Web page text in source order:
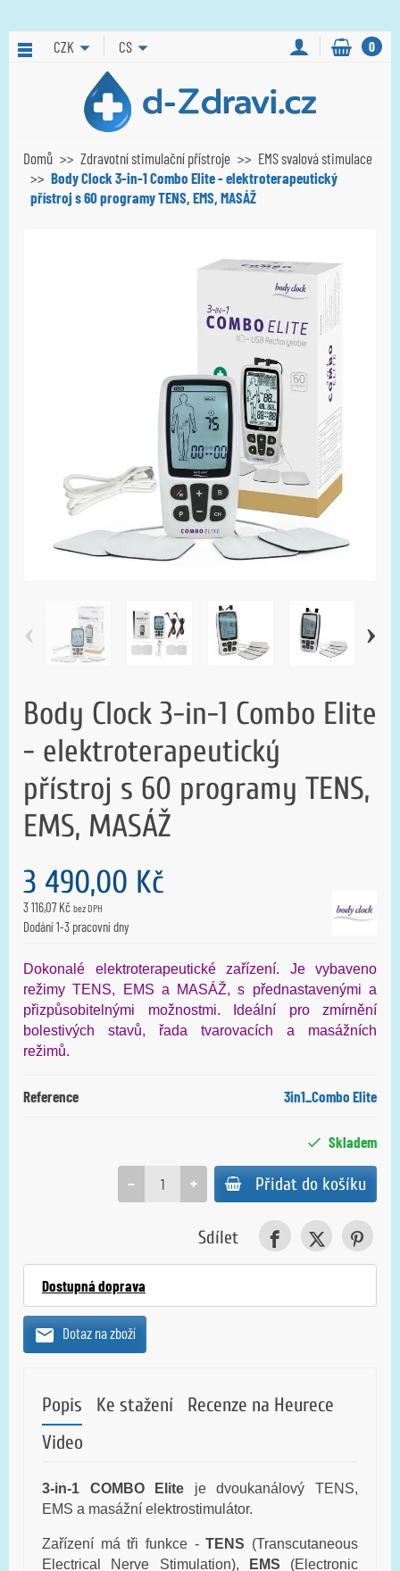
CZK CS 0
Domů Zdravotní stimulační přístroje
EMS svalová stimulace
Body Clock 3-in-1 Combo Elite - elektroterapeutický
přístroj s 60 programy TENS, EMS, MASÁŽ
‹ ›
Body Clock 3-in-1 Combo Elite
- elektroterapeutický
přístroj s 60 programy TENS,
EMS, MASÁŽ
3 490,00 Kč
3 116,07 Kč bez DPH
Dodání 1-3 pracovní dny
Dokonalé elektroterapeutické zařízení. Je vybaveno
režimy TENS, EMS a MASÁŽ, s přednastavenými a
přizpůsobitelnými možnostmi. Ideální pro zmírnění
bolestivých stavů, řada tvarovacích a masážních
režimů.
Reference 3in1_Combo Elite
Skladem
+
− Přidat do košíku
Sdílet
Dostupná doprava
Dotaz na zboží
Popis Ke stažení
Recenze na Heurece
Video
3-in-1 COMBO Elite je dvoukanálový TENS,
EMS a masážní elektrostimulátor.
Zařízení má tři funkce -TENS (Transcutaneous
Electrical Nerve Stimulation),
EMS (Electronic